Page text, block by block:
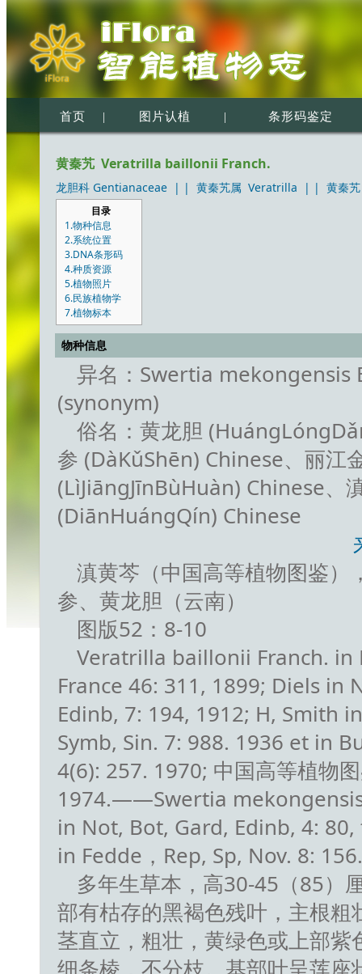
首页 | 图片认植 | 条形码鉴定
黄秦艽 Veratrilla baillonii Franch.
龙胆科 Gentianaceae | | 黄秦艽属 Veratrilla | | 黄秦
目录
1.物种信息
2.系统位置
3.DNA条形码
4.种质资源
5.植物照片
6.民族植物学
7.植物标本
物种信息
异名：Swertia mekongensis
(synonym)
俗名：黄龙胆
参 (DàKǔShēn) Chinese、丽江
(LìJiāngJīnBùHuàn) Chinese、
(DiānHuángQín) Chinese
滇黄芩（中国高等植物图鉴）
参、黄龙胆（云南）
图版52：8-10
Veratrilla baillonii Franch. in
France 46: 311, 1899; Diels in
Edinb, 7: 194, 1912; H, Smith
Symb, Sin. 7: 988. 1936 et in
4(6): 257. 1970; 中国高等植物
1974.——Swertia
in Not, Bot, Gard, Edinb, 4:
in Fedde，Rep, Sp, Nov. 8:
多年生草本，高30-45（85）
部有枯存的黑褐色残叶，主根粗
茎直立，粗壮，黄绿色或上部紫